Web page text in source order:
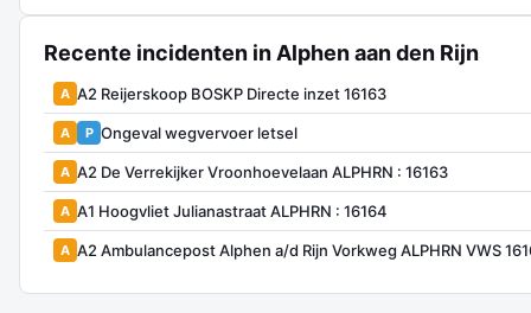
Recente incidenten in Alphen aan den Rijn
A A2 Reijerskoop BOSKP Directe inzet 16163
A P Ongeval wegvervoer letsel
A A2 De Verrekijker Vroonhoevelaan ALPHRN : 16163
A A1 Hoogvliet Julianastraat ALPHRN : 16164
A A2 Ambulancepost Alphen a/d Rijn Vorkweg ALPHRN VWS